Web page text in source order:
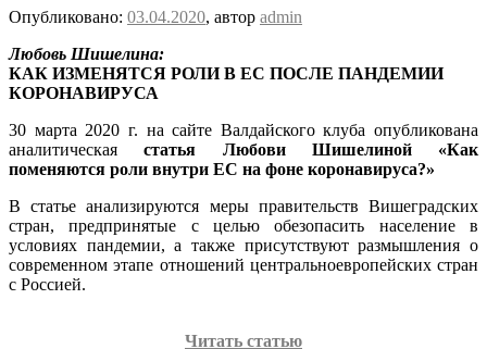
Опубликовано: 03.04.2020, автор admin
Любовь Шишелина:
КАК ИЗМЕНЯТСЯ РОЛИ В ЕС ПОСЛЕ ПАНДЕМИИ
КОРОНАВИРУСА
30 марта 2020 г. на сайте Валдайского клуба опубликована
аналитическаястатья Любови Шишелиной «Как
поменяются роли внутри ЕС на фоне коронавируса?»
В статье анализируются меры правительств Вишеградских
стран, предпринятые с целью обезопасить население в
условиях пандемии, а также присутствуют размышления о
современном этапе отношений центральноевропейских стран
с Россией.
Читать статью